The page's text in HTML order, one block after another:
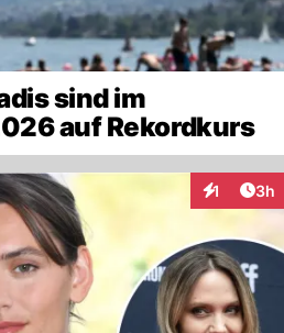
sind im
auf Rekordkurs
1 3h